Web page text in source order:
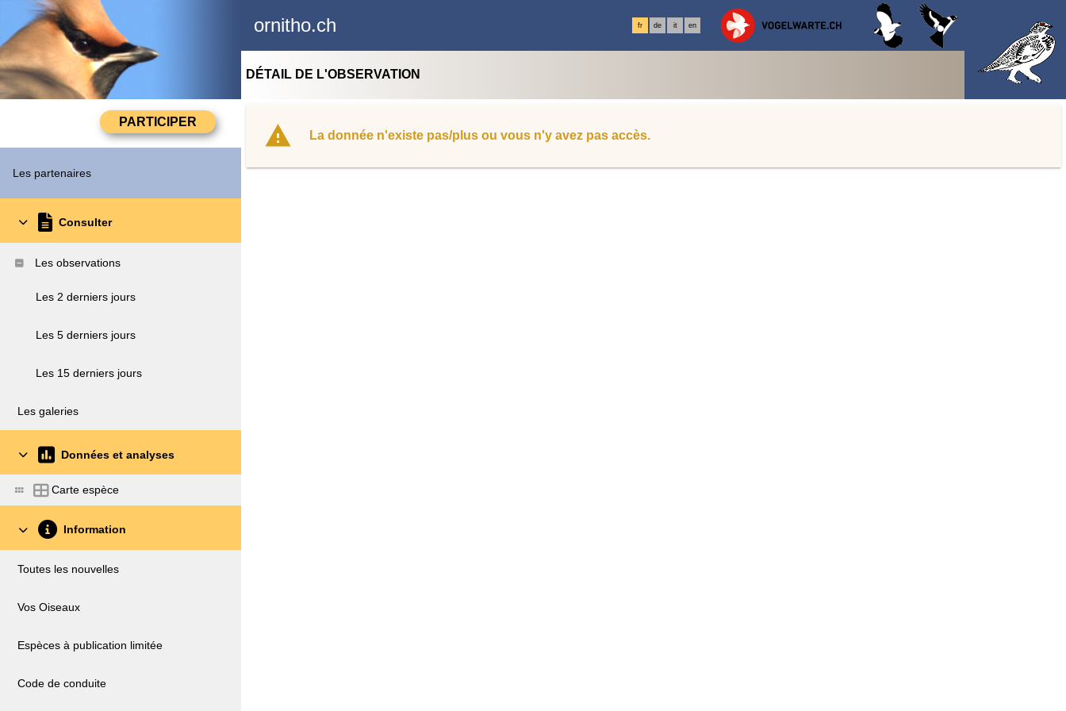
ornitho.ch fr de it en
Les partenaires
Consulter
Les observations
Les 2 derniers jours
Les 5 derniers jours
Les 15 derniers jours
Les galeries
Données et analyses
Carte espèce
Information
Toutes les nouvelles
Vos Oiseaux
Espèces à publication limitée
Code de conduite
DÉTAIL DE L'OBSERVATION
La donnée n'existe pas/plus ou vous n'y avez pas accès.